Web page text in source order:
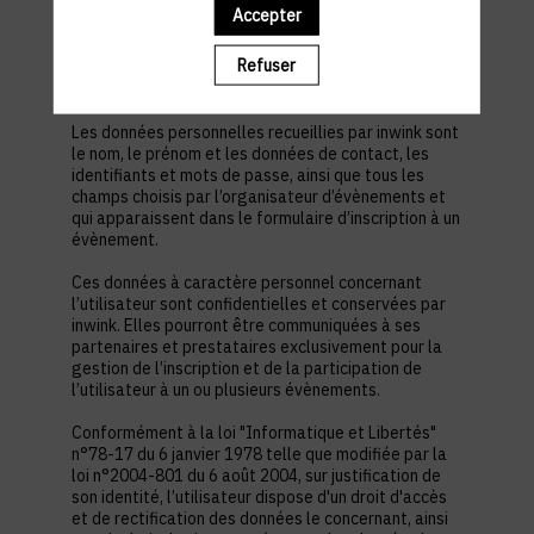
s’inscrire à un évènement, d’accéder au site d’un
évènement, et de consulter les informations
relatives à l’organisation pratique et logistique d’un
Les données personnelles recueillies par inwink sont
le nom, le prénom et les données de contact, les
identifiants et mots de passe, ainsi que tous les
champs choisis par l’organisateur d’évènements et
qui apparaissent dans le formulaire d’inscription à un
évènement.
Ces données à caractère personnel concernant
l’utilisateur sont confidentielles et conservées par
inwink. Elles pourront être communiquées à ses
partenaires et prestataires exclusivement pour la
gestion de l’inscription et de la participation de
l’utilisateur à un ou plusieurs évènements.
Conformément à la loi "Informatique et Libertés"
n°78-17 du 6 janvier 1978 telle que modifiée par la
loi n°2004-801 du 6 août 2004, sur justification de
son identité, l’utilisateur dispose d'un droit d'accès
et de rectification des données le concernant, ainsi
Accepter
Refuser